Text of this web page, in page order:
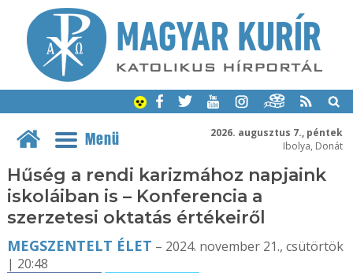
2026. augusztus 7., péntek
Ibolya, Donát
Menü
Hűség a rendi karizmához napjaink
iskoláiban is – Konferencia a
szerzetesi oktatás értékeiről
MEGSZENTELT ÉLET – 2024. november 21., csütörtök
| 20:48